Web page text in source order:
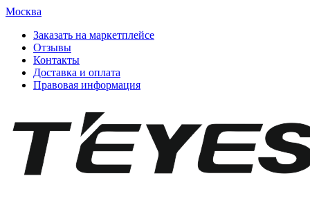
Москва
Заказать на маркетплейсе
Отзывы
Контакты
Доставка и оплата
Правовая информация